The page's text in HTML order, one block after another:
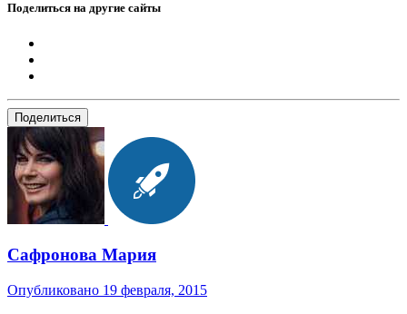
Поделиться на другие сайты
Поделиться
Сафронова Мария
Опубликовано 19 февраля, 2015